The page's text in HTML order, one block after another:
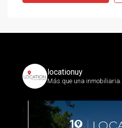
locationuy
Más que una inmobiliaria.⁣